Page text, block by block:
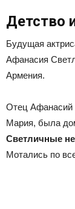
Детство
Будущая
Афанасия
Армения.
Отец Афанасий
Мария, была
Светличные
Мотались по